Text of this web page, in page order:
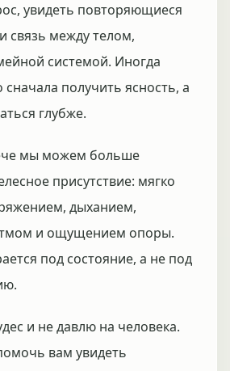
увидеть повторяющиеся
связь между телом,
системой. Иногда
получить ясность, а
глубже.
мы можем больше
присутствие: мягко
дыханием,
и ощущением опоры.
под состояние, а не под
и не давлю на человека.
вам увидеть